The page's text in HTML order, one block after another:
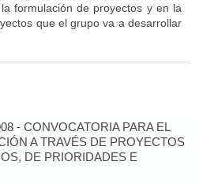
formulación de proyectos y en la
que el grupo va a desarrollar
- CONVOCATORIA PARA EL
A TRAVÉS DE PROYECTOS
DE PRIORIDADES E